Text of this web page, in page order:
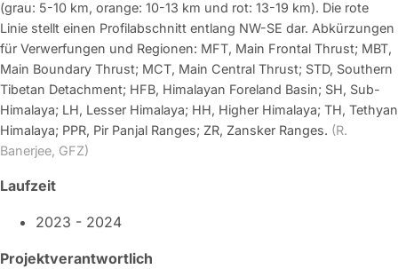
(grau: 5-10 km, orange: 10-13 km und rot: 13-19 km). Die rote
Linie stellt einen Profilabschnitt entlang NW-SE dar. Abkürzungen
für Verwerfungen und Regionen: MFT, Main Frontal Thrust; MBT,
Main Boundary Thrust; MCT, Main Central Thrust; STD, Southern
Tibetan Detachment; HFB, Himalayan Foreland Basin; SH, Sub-
Himalaya; LH, Lesser Himalaya; HH, Higher Himalaya; TH, Tethyan
Himalaya; PPR, Pir Panjal Ranges; ZR, Zansker Ranges. (R.
Banerjee, GFZ)
Laufzeit
2023 - 2024
Projektverantwortlich